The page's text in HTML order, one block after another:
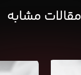
مقالات مشابه